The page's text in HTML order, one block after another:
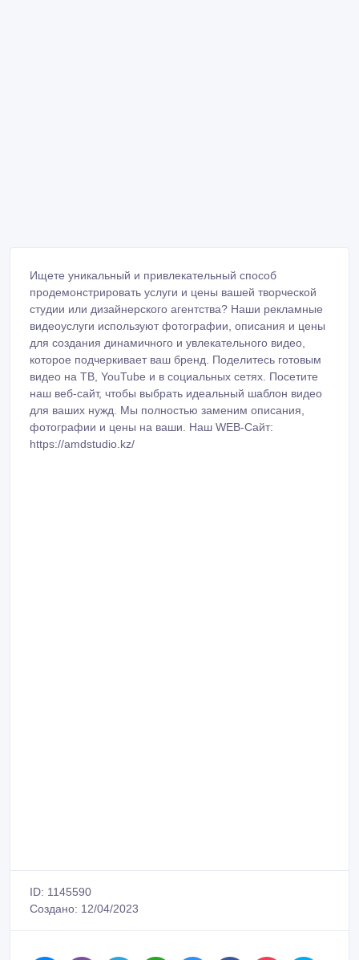
Ищете уникальный и привлекательный способ
продемонстрировать услуги и цены вашей творческой
студии или дизайнерского агентства? Наши рекламные
видеоуслуги используют фотографии, описания и цены
для создания динамичного и увлекательного видео,
которое подчеркивает ваш бренд. Поделитесь готовым
видео на ТВ, YouTube и в социальных сетях. Посетите
наш веб-сайт, чтобы выбрать идеальный шаблон видео
для ваших нужд. Мы полностью заменим описания,
фотографии и цены на ваши. Наш WEB-Сайт:
https://amdstudio.kz/
ID: 1145590
Создано: 12/04/2023